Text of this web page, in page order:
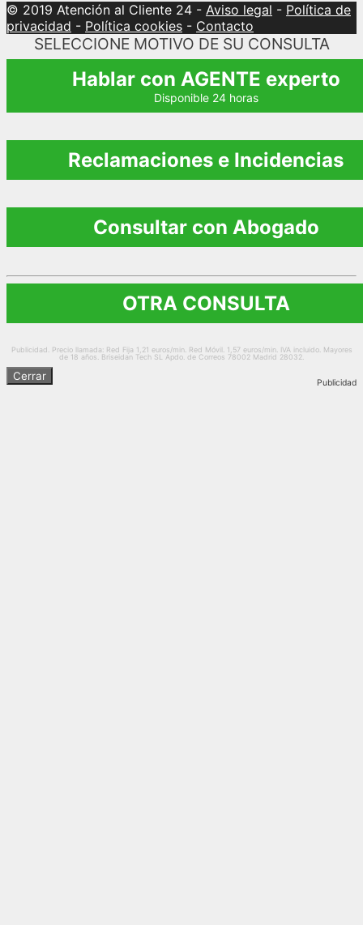
© 2019 Atención al Cliente 24 - Aviso legal - Política de
privacidad - Política cookies - Contacto
SELECCIONE MOTIVO DE SU CONSULTA
Hablar con AGENTE experto
Disponible 24 horas
Reclamaciones e Incidencias
Consultar con Abogado
OTRA CONSULTA
Publicidad. Precio llamada: Red Fija 1,21 euros/min. Red Móvil. 1,57 euros/min. IVA incluido. Mayores
de 18 años. Briseidan Tech SL Apdo. de Correos 78002 Madrid 28032.
Publicidad
Cerrar